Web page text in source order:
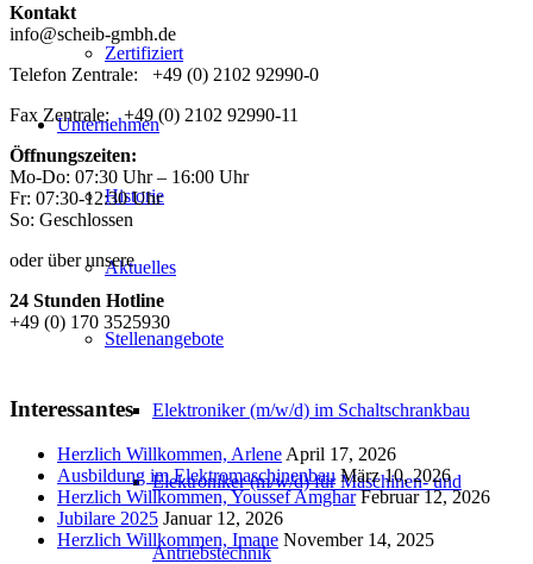
Zertifiziert
Unternehmen
Historie
Aktuelles
Stellenangebote
Elektroniker (m/w/d) im Schaltschrankbau
Elektroniker (m/w/d) für Maschinen- und
Antriebstechnik
Kontakt
info@scheib-gmbh.de
Telefon Zentrale: +49 (0) 2102 92990-0
Fax Zentrale: +49 (0) 2102 92990-11
Öffnungszeiten:
Mo-Do: 07:30 Uhr – 16:00 Uhr
Fr: 07:30-12:30 Uhr
So: Geschlossen
oder über unsere
24 Stunden Hotline
+49 (0) 170 3525930
Interessantes
Herzlich Willkommen, ArleneApril 17, 2026
Ausbildung im Elektromaschinenbau März 10, 2026
Herzlich Willkommen, Youssef Amghar Februar 12, 2026
Jubilare 2025 Januar 12, 2026
Herzlich Willkommen, Imane November 14, 2025